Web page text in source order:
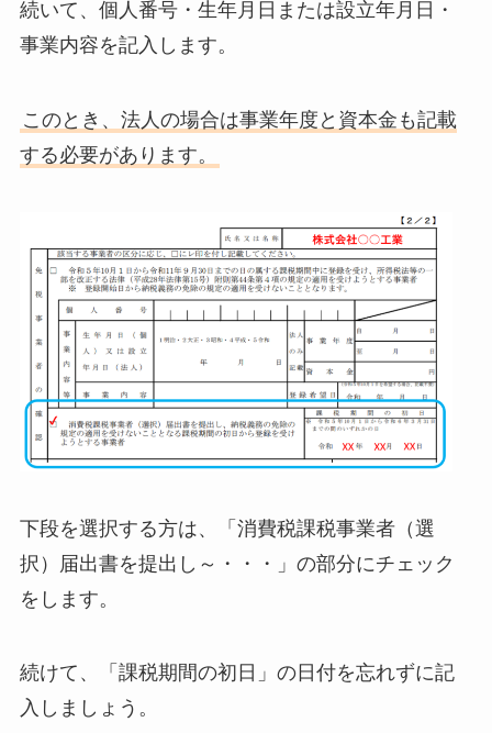
続いて、個人番号・生年月日または設立年月日・
事業内容を記入します。
このとき、法人の場合は事業年度と資本金も記載
する必要があります。
下段を選択する方は、「消費税課税事業者（選
択）届出書を提出し～・・・」の部分にチェック
をします。
続けて、「課税期間の初日」の日付を忘れずに記
入しましょう。